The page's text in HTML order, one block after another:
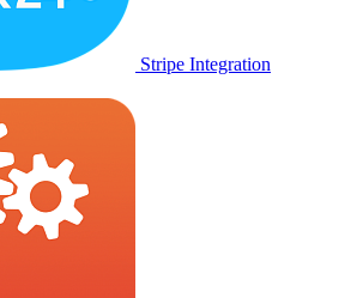
Stripe Integration